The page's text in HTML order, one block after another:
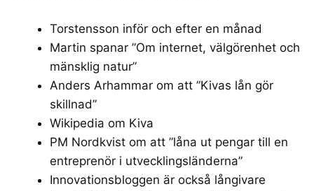
Torstensson inför och efter en månad
Martin spanar ”Om internet, välgörenhet och
mänsklig natur”
Anders Arhammar om att ”Kivas lån gör
skillnad”
Wikipedia om Kiva
PM Nordkvist om att ”låna ut pengar till en
entreprenör i utvecklingsländerna”
Innovationsbloggen är också långivare